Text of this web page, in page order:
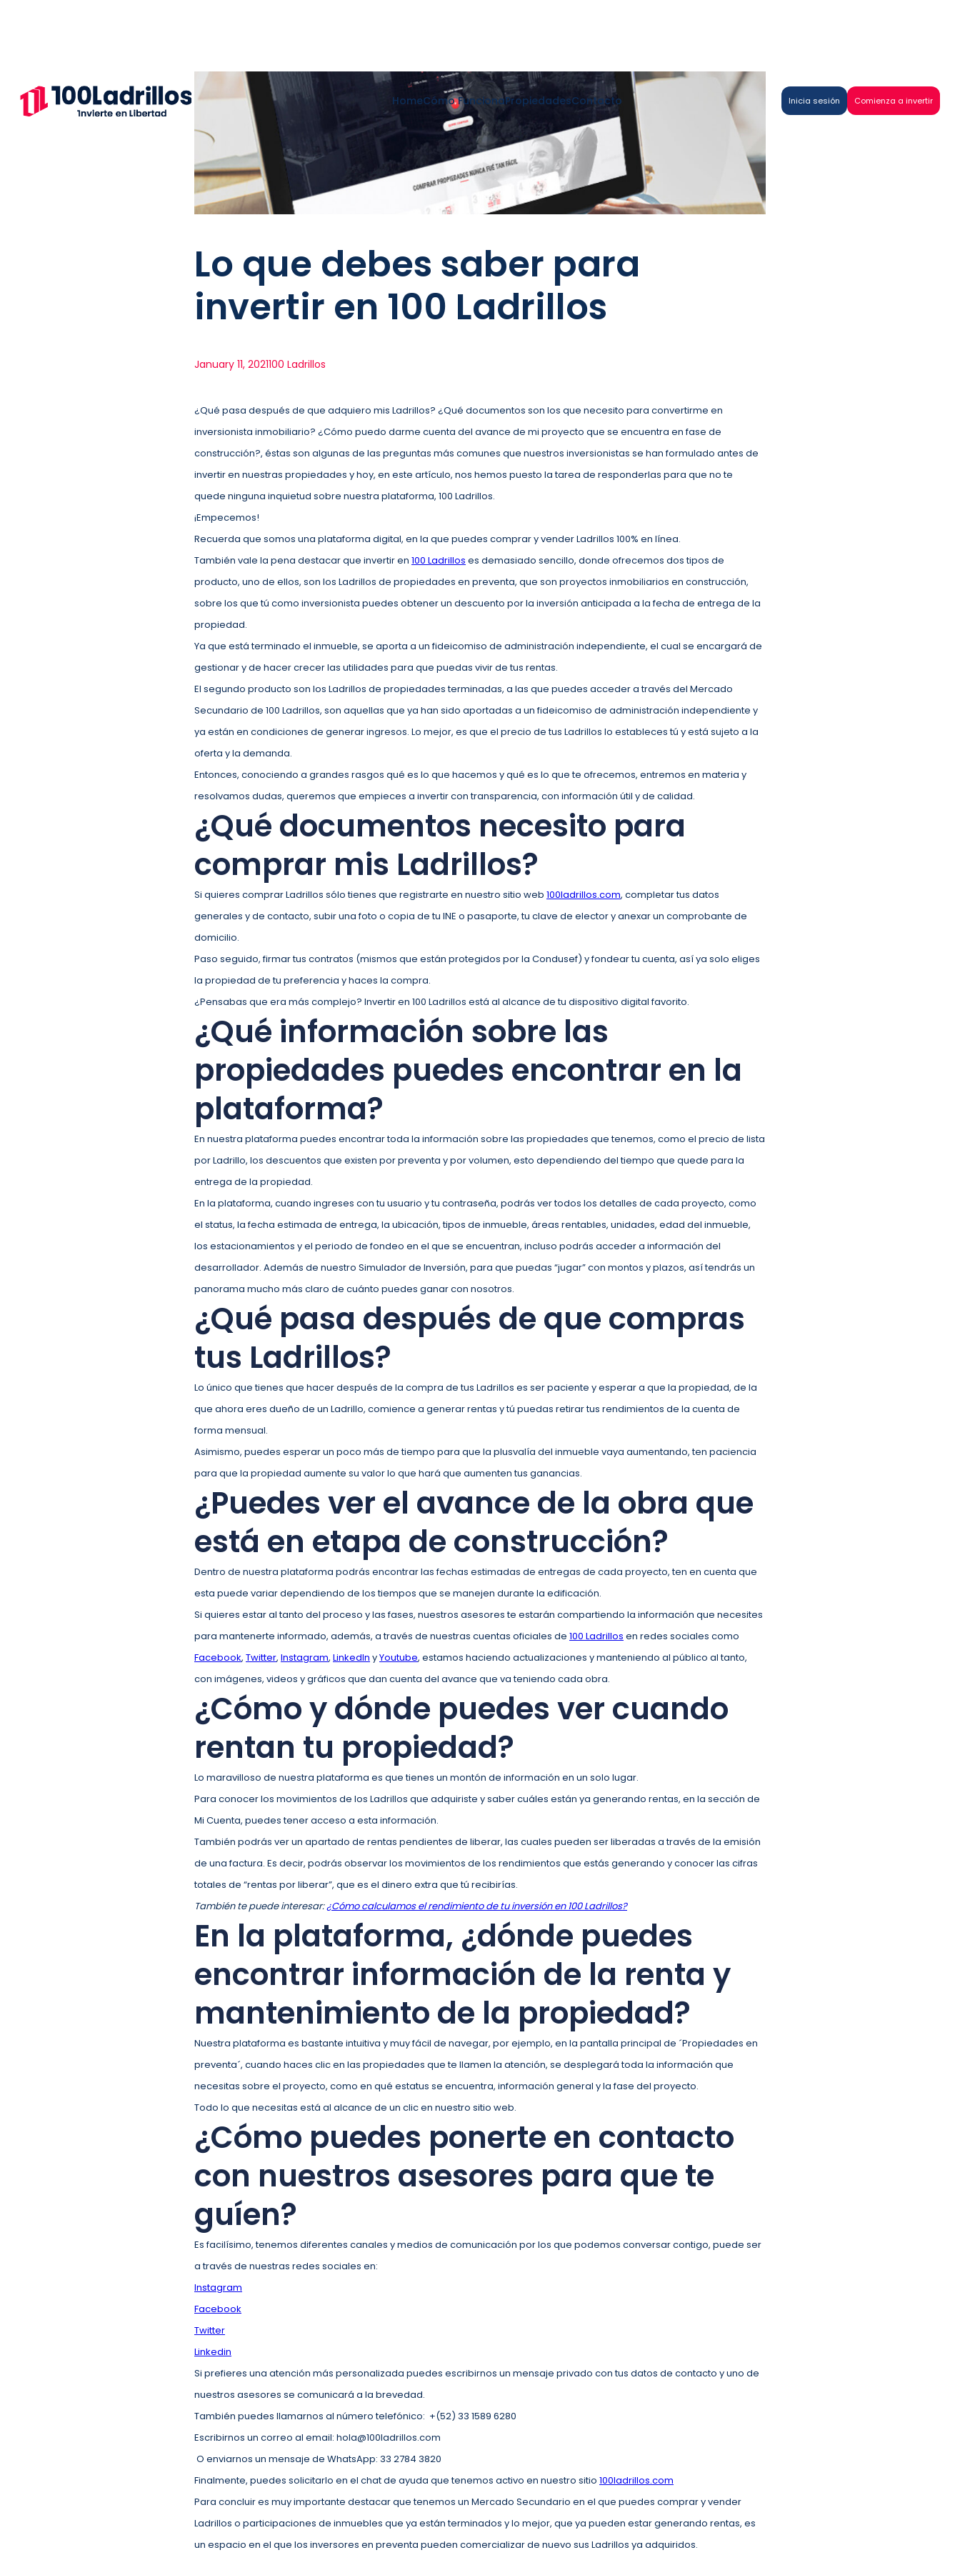
HomeCómo FuncionaPropiedadesContacto Inicia sesión Comienza a invertir
Lo que debes saber para
invertir en 100 Ladrillos
January 11, 2021100 Ladrillos
¿Qué pasa después de que adquiero mis Ladrillos? ¿Qué documentos son los que necesito para convertirme en
inversionista inmobiliario? ¿Cómo puedo darme cuenta del avance de mi proyecto que se encuentra en fase de
construcción?, éstas son algunas de las preguntas más comunes que nuestros inversionistas se han formulado antes de
invertir en nuestras propiedades y hoy, en este artículo, nos hemos puesto la tarea de responderlas para que no te
quede ninguna inquietud sobre nuestra plataforma, 100 Ladrillos.
¡Empecemos!
Recuerda que somos una plataforma digital, en la que puedes comprar y vender Ladrillos 100% en línea.
También vale la pena destacar que invertir en 100 Ladrillos es demasiado sencillo, donde ofrecemos dos tipos de
producto, uno de ellos, son los Ladrillos de propiedades en preventa, que son proyectos inmobiliarios en construcción,
sobre los que tú como inversionista puedes obtener un descuento por la inversión anticipada a la fecha de entrega de la
propiedad.
Ya que está terminado el inmueble, se aporta a un fideicomiso de administración independiente, el cual se encargará de
gestionar y de hacer crecer las utilidades para que puedas vivir de tus rentas.
El segundo producto son los Ladrillos de propiedades terminadas, a las que puedes acceder a través del Mercado
Secundario de 100 Ladrillos, son aquellas que ya han sido aportadas a un fideicomiso de administración independiente y
ya están en condiciones de generar ingresos. Lo mejor, es que el precio de tus Ladrillos lo estableces tú y está sujeto a la
oferta y la demanda.
Entonces, conociendo a grandes rasgos qué es lo que hacemos y qué es lo que te ofrecemos, entremos en materia y
resolvamos dudas, queremos que empieces a invertir con transparencia, con información útil y de calidad.
¿Qué documentos necesito para
comprar mis Ladrillos?
Si quieres comprar Ladrillos sólo tienes que registrarte en nuestro sitio web 100ladrillos.com, completar tus datos
generales y de contacto, subir una foto o copia de tu INE o pasaporte, tu clave de elector y anexar un comprobante de
domicilio.
Paso seguido, firmar tus contratos (mismos que están protegidos por la Condusef) y fondear tu cuenta, así ya solo eliges
la propiedad de tu preferencia y haces la compra.
¿Pensabas que era más complejo? Invertir en 100 Ladrillos está al alcance de tu dispositivo digital favorito.
¿Qué información sobre las
propiedades puedes encontrar en la
plataforma?
En nuestra plataforma puedes encontrar toda la información sobre las propiedades que tenemos, como el precio de lista
por Ladrillo, los descuentos que existen por preventa y por volumen, esto dependiendo del tiempo que quede para la
entrega de la propiedad.
En la plataforma, cuando ingreses con tu usuario y tu contraseña, podrás ver todos los detalles de cada proyecto, como
el status, la fecha estimada de entrega, la ubicación, tipos de inmueble, áreas rentables, unidades, edad del inmueble,
los estacionamientos y el periodo de fondeo en el que se encuentran, incluso podrás acceder a información del
desarrollador. Además de nuestro Simulador de Inversión, para que puedas “jugar” con montos y plazos, así tendrás un
panorama mucho más claro de cuánto puedes ganar con nosotros.
¿Qué pasa después de que compras
tus Ladrillos?
Lo único que tienes que hacer después de la compra de tus Ladrillos es ser paciente y esperar a que la propiedad, de la
que ahora eres dueño de un Ladrillo, comience a generar rentas y tú puedas retirar tus rendimientos de la cuenta de
forma mensual.
Asimismo, puedes esperar un poco más de tiempo para que la plusvalía del inmueble vaya aumentando, ten paciencia
para que la propiedad aumente su valor lo que hará que aumenten tus ganancias.
¿Puedes ver el avance de la obra que
está en etapa de construcción?
Dentro de nuestra plataforma podrás encontrar las fechas estimadas de entregas de cada proyecto, ten en cuenta que
esta puede variar dependiendo de los tiempos que se manejen durante la edificación.
Si quieres estar al tanto del proceso y las fases, nuestros asesores te estarán compartiendo la información que necesites
para mantenerte informado, además, a través de nuestras cuentas oficiales de 100 Ladrillos en redes sociales como
Facebook, Twitter, Instagram, LinkedIn yYoutube, estamos haciendo actualizaciones y manteniendo al público al tanto,
con imágenes, videos y gráficos que dan cuenta del avance que va teniendo cada obra.
¿Cómo y dónde puedes ver cuando
rentan tu propiedad?
Lo maravilloso de nuestra plataforma es que tienes un montón de información en un solo lugar.
Para conocer los movimientos de los Ladrillos que adquiriste y saber cuáles están ya generando rentas, en la sección de
Mi Cuenta, puedes tener acceso a esta información.
También podrás ver un apartado de rentas pendientes de liberar, las cuales pueden ser liberadas a través de la emisión
de una factura. Es decir, podrás observar los movimientos de los rendimientos que estás generando y conocer las cifras
totales de “rentas por liberar”, que es el dinero extra que tú recibirías.
También te puede interesar:¿Cómo calculamos el rendimiento de tu inversión en 100 Ladrillos?
En la plataforma, ¿dónde puedes
encontrar información de la renta y
mantenimiento de la propiedad?
Nuestra plataforma es bastante intuitiva y muy fácil de navegar, por ejemplo, en la pantalla principal de ´Propiedades en
preventa´, cuando haces clic en las propiedades que te llamen la atención, se desplegará toda la información que
necesitas sobre el proyecto, como en qué estatus se encuentra, información general y la fase del proyecto.
Todo lo que necesitas está al alcance de un clic en nuestro sitio web.
¿Cómo puedes ponerte en contacto
con nuestros asesores para que te
guíen?
Es facilísimo, tenemos diferentes canales y medios de comunicación por los que podemos conversar contigo, puede ser
a través de nuestras redes sociales en:
Instagram
Facebook
Twitter
Linkedin
Si prefieres una atención más personalizada puedes escribirnos un mensaje privado con tus datos de contacto y uno de
nuestros asesores se comunicará a la brevedad.
También puedes llamarnos al número telefónico: +(52) 33 1589 6280
Escribirnos un correo al email: hola@100ladrillos.com
O enviarnos un mensaje de WhatsApp: 33 2784 3820
Finalmente, puedes solicitarlo en el chat de ayuda que tenemos activo en nuestro sitio 100ladrillos.com
Para concluir es muy importante destacar que tenemos un Mercado Secundario en el que puedes comprar y vender
Ladrillos o participaciones de inmuebles que ya están terminados y lo mejor, que ya pueden estar generando rentas, es
un espacio en el que los inversores en preventa pueden comercializar de nuevo sus Ladrillos ya adquiridos.